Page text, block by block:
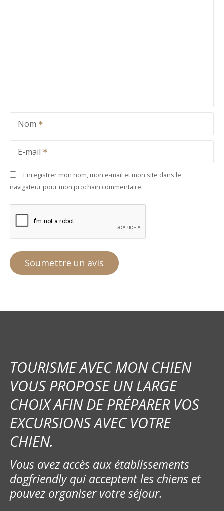
Nom
E-mail
Enregistrer mon nom, mon e-mail et mon site dans le
navigateur pour mon prochain commentaire.
TOURISME AVEC MON CHIEN
VOUS PROPOSE UN LARGE
CHOIX AFIN DE PRÉPARER VOS
EXCURSIONS AVEC VOTRE
CHIEN.
Vous avez accès aux établissements
dogfriendly qui acceptent les chiens et
pouvez organiser votre séjour.